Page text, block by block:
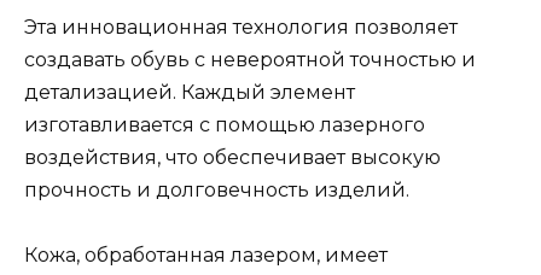
Эта инновационная технология позволяет
создавать обувь с невероятной точностью и
детализацией. Каждый элемент
изготавливается с помощью лазерного
воздействия, что обеспечивает высокую
прочность и долговечность изделий.
Кожа, обработанная лазером, имеет